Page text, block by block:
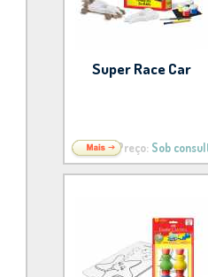
Super Race Car
Preço: Sob